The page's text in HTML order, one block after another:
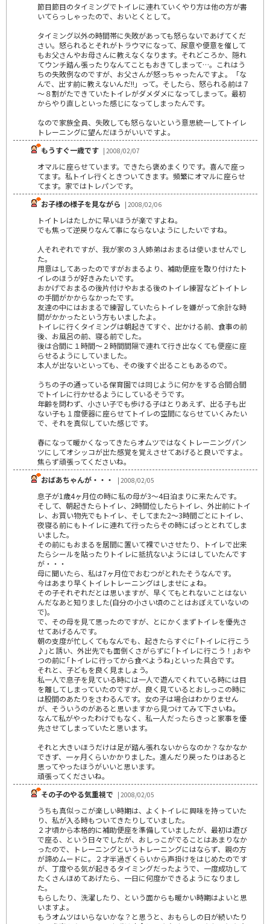
節目節目のタイミングでトイレに連れていくやり方は他の方が書
いてらっしゃったので、おいとくとして。
タイミング以外の時間帯に失敗があっても怒らないであげてくだ
さい。怒られるとそれがトラウマになって、尿意や便意を催して
もお父さんやお母さんに教えなくなります。それどころか、隠れ
てウンチ踏ん張ったりなんてこともおきてしまって…。これはう
ちの失敗例なのですが、お父さんが怒っちゃったんですよ。「な
んで、出す前に教えないんだ!!」って。そしたら、怒られる前は７
～８割がたできていたトイレがダメダメになってしまって。最初
からやり直しといった感じになってしまったんです。
なので家族全員、失敗しても怒らないという意思統一してトイレ
トレーニングに望んだほうがいいですよ。
もうすぐ一歳です | 2008/02/07
オマルに座らせています。できたら褒めまくりです。喜んで座っ
てます。私トイレ行くときついてきます。頻繁にオマルに座らせ
てます。家ではトレパンです。
お子様の様子を見ながら | 2008/02/06
トイトレはたしかに早いほうが楽ですよね。
でも焦って逆戻りなんて事にならないようにしたいですね。
人それぞれですが、我が家の３人姉弟はおまるは使いませんでし
た。
用意はしてあったのですがおまるより、補助便座を取り付けたト
イレのほうが好きみたいです。
おかげでおまるの後片付けやおまる後のトイレ練習などトイトレ
の手間がかからなかったです。
友達の中にはおまるで練習していたらトイレを嫌がって余計な時
間がかかったという方もいましたよ。
トイレに行くタイミングは朝起きてすぐ、出かける前、食事の前
後、お風呂の前、寝る前でした。
後は合間に１時間～２時間間隔で連れて行き出なくても便座に座
らせるようにしていました。
本人が出ないといっても、その後すぐ出ることもあるので。
うちの子の通っている保育園では同じように何かをする合間合間
でトイレに行かせるようにしているそうです。
年齢を問わず、小さい子でも歩ける子はとりあえず、出る子も出
ない子も１度便器に座らせてトイレの空間にならせていくみたい
で、それを真似していた感じです。
春になって暖かくなってきたらオムツではなくトレーニングパン
ツにしてオシッコが出た感覚を覚えさせてあげると良いですよ。
焦らず頑張ってくださいね。
おばあちゃんが・・・
| 2008/02/05
息子が1歳4ヶ月位の時に私の母が3～4日泊まりに来たんです。
そして、朝起きたらトイレ、2時間位したらトイレ、外出前にトイ
レ、お買い物先でもトイレ、そしてまた2～3時間ごとにトイレ、
夜寝る前にもトイレに連れて行ったらその時にぱっととれてしま
いました。
その前にもおまるを居間に置いて裸でいさせたり、トイレで出来
たらシールを貼ったりトイレに抵抗ないようにはしていたんです
が・・・
母に聞いたら、私は7ヶ月位でおむつがとれたそうなんです。
今はあまり早くトイレトレーニングはしませにょね。
その子それぞれだとは思いますが、早くてもとれないことはない
んだなあと知りました(自分の小さい頃のことはおぼえていないの
で)。
で、その母を見て思ったのですが、とにかくまずトイレを優先さ
せてあげるんです。
朝の支度が忙しくてもなんでも、起きたらすぐに｢トイレに行こう
♪｣と誘い、外出先でも面倒くさがらずに｢トイレに行こう！｣おや
つの前に｢トイレに行ってから食べようね｣といった具合です。
それと、子どもを良く見ましょう。
私一人で息子を見ている時には一人で遊んでくれている時には目
を離してしまっていたのですが、良く見ているとおしっこの時に
は股間のあたりをさわるんです。女の子は場合はわかりません
が、そういうのがあると思いますから見つけてみて下さいね。
なんて私がやったわけでもなく、私一人だったらきっと家事を優
先させてしまっていたと思います。
それと大きいほうだけは足が踏ん張れないからなのか？なかなか
できず、一ヶ月くらいかかりました。進んだり戻ったりはあると
思ってやったほうがいいと思います。
頑張ってくださいね。
その子のやる気重視で | 2008/02/05
うちも真似っこが楽しい時期は、よくトイレに興味を持っていた
り、私が入る時もついてきたりしていました。
２才頃から本格的に補助便座を準備していましたが、最初は遊び
で座る、という日々でしたが、おしっこがでることはあまりなか
ったので、トレーニングというトレーニングにはならず、親の方
が諦めムードに。２才半過ぎくらいから声掛けをはじめたのです
が、丁度やる気が起きるタイミングだったようで、一度成功して
たくさんほめてあげたら、一日に何度かできるようになりまし
た。
もらしたり、洗濯したり、という面からも暖かい時期はよいと思
いますよ。
もうオムツはいらないかな？と思うと、おもらしの日が続いたり